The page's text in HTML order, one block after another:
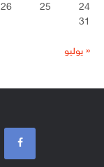
24
25
26
31
« يوليو